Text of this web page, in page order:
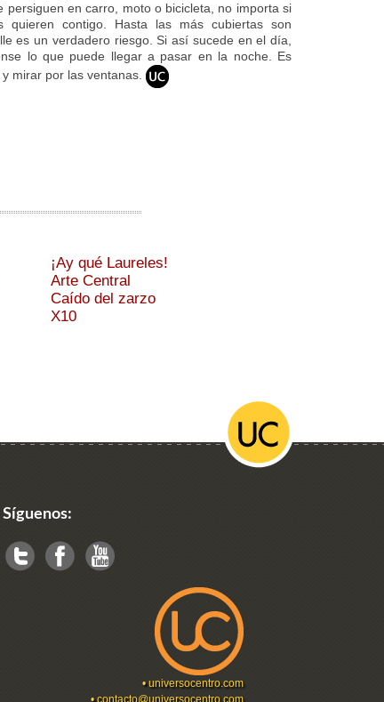
persiguen en carro, moto o bicicleta, no importa si
contigo. Hasta las más cubiertas son
es un verdadero riesgo. Si así sucede en el día,
lo que puede llegar a pasar en la noche. Es
mirar por las ventanas.
¡Ay qué Laureles!
Arte Central
Caído del zarzo
X10
Síguenos:
•universocentro.com
•contacto@universocentro.com